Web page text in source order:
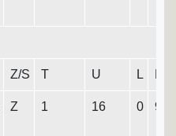
Z/S T U L
Z 1 16 0 9